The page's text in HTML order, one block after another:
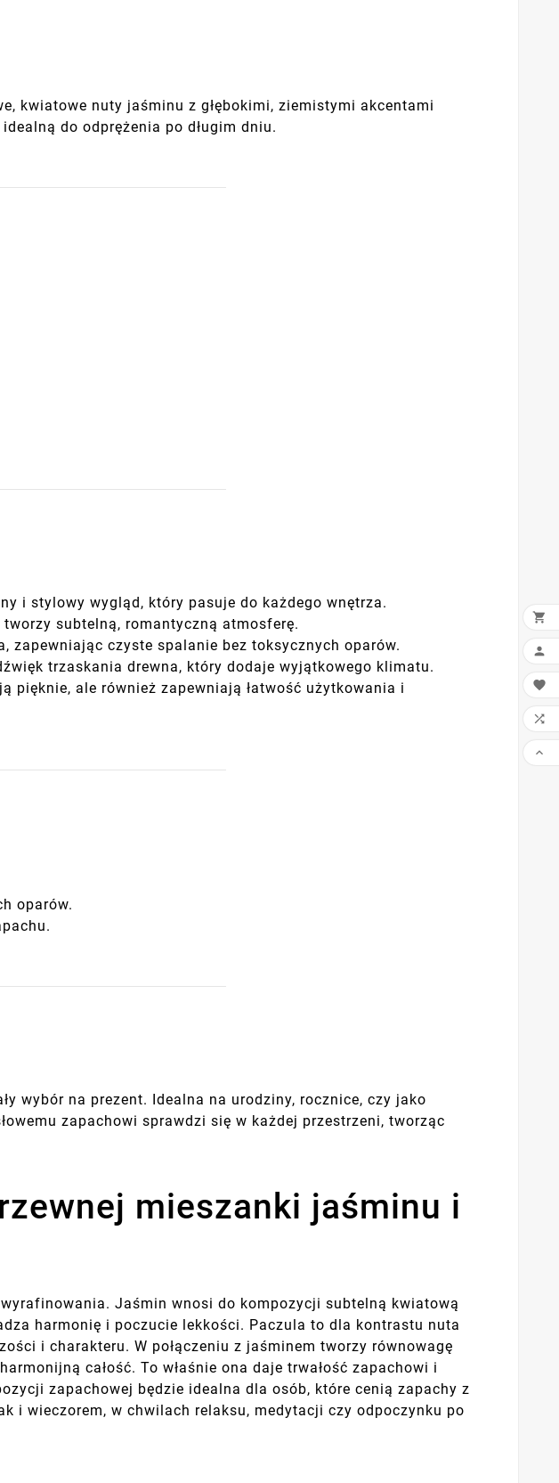
kwiatowe nuty jaśminu z głębokimi, ziemistymi akcentami
do odprężenia po długim dniu.
i stylowy wygląd, który pasuje do każdego wnętrza.
subtelną, romantyczną atmosferę.
czyste spalanie bez toksycznych oparów.
trzaskania drewna, który dodaje wyjątkowego klimatu.
pięknie, ale również zapewniają łatwość użytkowania i
oparów.
wybór na prezent. Idealna na urodziny, rocznice, czy jako
zapachowi sprawdzi się w każdej przestrzeni, tworząc
mieszanki jaśminu i
Jaśmin wnosi do kompozycji subtelną kwiatową
harmonię i poczucie lekkości. Paczula to dla kontrastu nuta
i charakteru. W połączeniu z jaśminem tworzy równowagę
całość. To właśnie ona daje trwałość zapachowi i
zapachowej będzie idealna dla osób, które cenią zapachy z
i wieczorem, w chwilach relaksu, medytacji czy odpoczynku po




